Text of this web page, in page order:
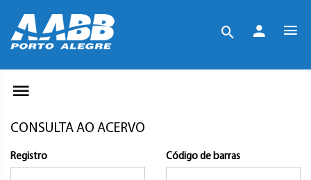
CONSULTA AO ACERVO
Registro Código de barras